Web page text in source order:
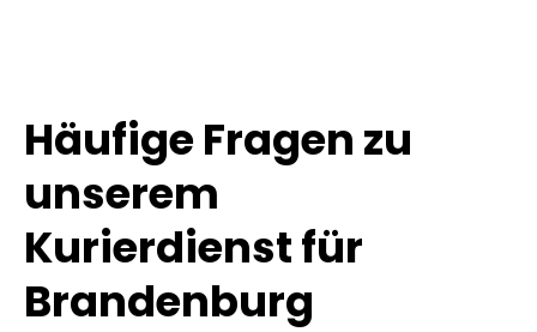
Häufige Fragen zu
unserem
Kurierdienst für
Brandenburg